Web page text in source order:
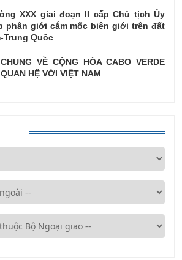
XXX giai đoạn II cấp Chủ tịch Ủy
phân giới cắm mốc biên giới trên đất
Trung Quốc
VỀ CỘNG HÒA CABO VERDE
HỆ VỚI VIỆT NAM